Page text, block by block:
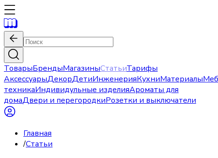
ТоварыБрендыМагазиныСтатьиТарифы
АксессуарыДекорДетиИнженерияКухниМатериалы
техникаИндивидульные изделияАроматы для
домаДвери и перегородкиРозетки и выключатели
Главная
/Статьи